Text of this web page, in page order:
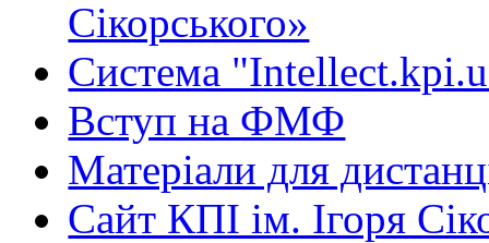
Сікорського»
Система
Вступ на ФМФ
Матеріали для
Сайт КПІ ім. Ігоря